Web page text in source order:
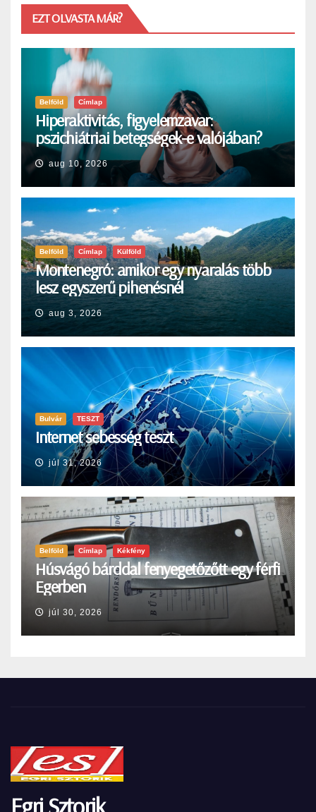
EZT OLVASTA MÁR?
Belföld Címlap
Hiperaktivitás, figyelemzavar:
pszichiátriai betegségek-e valójában?
aug 10, 2026
Belföld Címlap Külföld
Montenegró: amikor egy nyaralás több
lesz egyszerű pihenésnél
aug 3, 2026
Bulvár TESZT
Internet sebesség teszt
júl 31, 2026
Belföld Címlap Kékfény
Húsvágó bárddal fenyegetőzőtt egy férfi
Egerben
júl 30, 2026